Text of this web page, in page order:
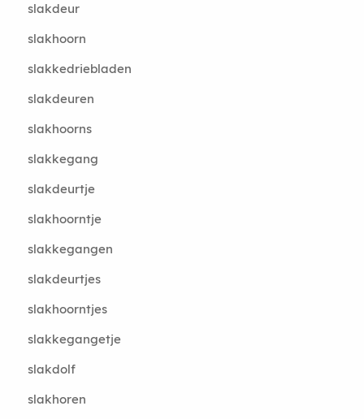
slakdeur
slakhoorn
slakkedriebladen
slakdeuren
slakhoorns
slakkegang
slakdeurtje
slakhoorntje
slakkegangen
slakdeurtjes
slakhoorntjes
slakkegangetje
slakdolf
slakhoren